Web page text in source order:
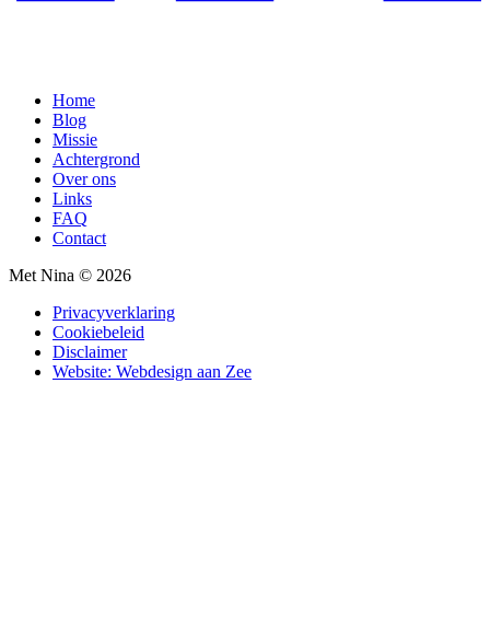
Home
Blog
Missie
Achtergrond
Over ons
Links
FAQ
Contact
Met Nina © 2026
Privacyverklaring
Cookiebeleid
Disclaimer
Website: Webdesign aan Zee